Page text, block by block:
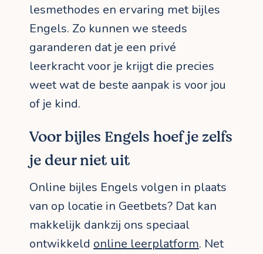
lesmethodes en ervaring met bijles
Engels. Zo kunnen we steeds
garanderen dat je een privé
leerkracht voor je krijgt die precies
weet wat de beste aanpak is voor jou
of je kind.
Voor bijles Engels hoef je zelfs
je deur niet uit
Online bijles Engels volgen in plaats
van op locatie in Geetbets? Dat kan
makkelijk dankzij ons speciaal
ontwikkeld online leerplatform. Net